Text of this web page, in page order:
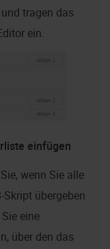
tragen das
ein.
einfügen
wenn Sie alle
übergeben
eine
über den das